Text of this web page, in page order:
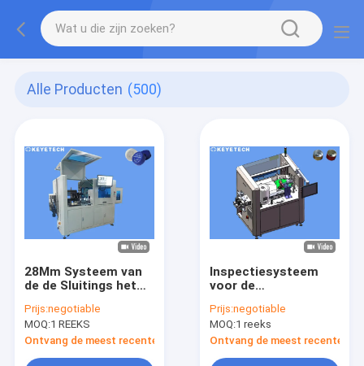
Alle Producten (500)
28Mm Systeem van
de de Sluitings het
WaterKroonkurken
voor Drankindustrie
Prijs:negotiable
MOQ:1 REEKS
Ontvang de meest recente Prijs
Inspectiesysteem
voor de
van Aluminiumkappen
en Sluitingen
Prijs:negotiable
MOQ:1 reeks
Ontvang de meest recente